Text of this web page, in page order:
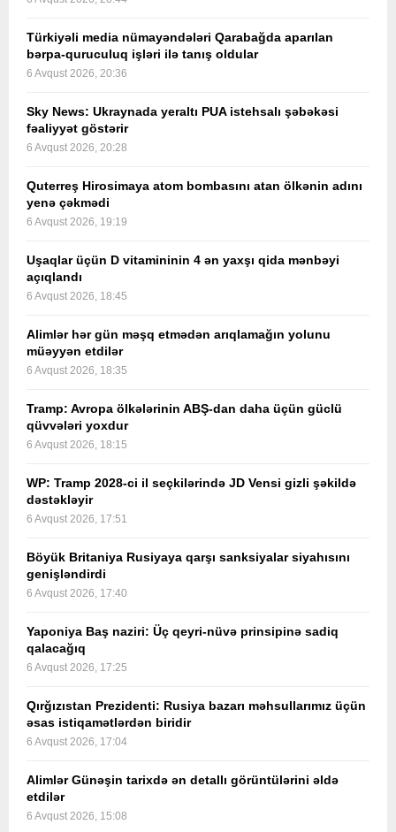
Türkiyəli media nümayəndələri Qarabağda aparılan
bərpa-quruculuq işləri ilə tanış oldular
6 Avqust 2026, 20:36
Sky News: Ukraynada yeraltı PUA istehsalı şəbəkəsi
fəaliyyət göstərir
6 Avqust 2026, 20:28
Quterreş Hirosimaya atom bombasını atan ölkənin adını
yenə çəkmədi
6 Avqust 2026, 19:19
Uşaqlar üçün D vitamininin 4 ən yaxşı qida mənbəyi
açıqlandı
6 Avqust 2026, 18:45
Alimlər hər gün məşq etmədən arıqlamağın yolunu
müəyyən etdilər
6 Avqust 2026, 18:35
Tramp: Avropa ölkələrinin ABŞ-dan daha üçün güclü
qüvvələri yoxdur
6 Avqust 2026, 18:15
WP: Tramp 2028-ci il seçkilərində JD Vensi gizli şəkildə
dəstəkləyir
6 Avqust 2026, 17:51
Böyük Britaniya Rusiyaya qarşı sanksiyalar siyahısını
genişləndirdi
6 Avqust 2026, 17:40
Yaponiya Baş naziri: Üç qeyri-nüvə prinsipinə sadiq
qalacağıq
6 Avqust 2026, 17:25
Qırğızıstan Prezidenti: Rusiya bazarı məhsullarımız üçün
əsas istiqamətlərdən biridir
6 Avqust 2026, 17:04
Alimlər Günəşin tarixdə ən detallı görüntülərini əldə
etdilər
6 Avqust 2026, 15:08